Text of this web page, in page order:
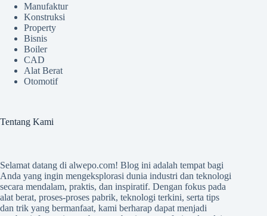
Manufaktur
Konstruksi
Property
Bisnis
Boiler
CAD
Alat Berat
Otomotif
Tentang Kami
Selamat datang di alwepo.com! Blog ini adalah tempat bagi
Anda yang ingin mengeksplorasi dunia industri dan teknologi
secara mendalam, praktis, dan inspiratif. Dengan fokus pada
alat berat, proses-proses pabrik, teknologi terkini, serta tips
dan trik yang bermanfaat, kami berharap dapat menjadi